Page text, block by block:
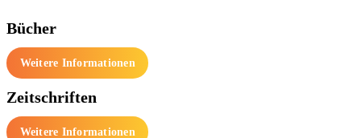
Bücher
Weitere Informationen
Zeitschriften
Weitere Informationen